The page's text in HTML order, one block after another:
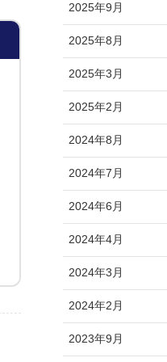
2025年9月
2025年8月
2025年3月
2025年2月
2024年8月
2024年7月
2024年6月
2024年4月
2024年3月
2024年2月
2023年9月